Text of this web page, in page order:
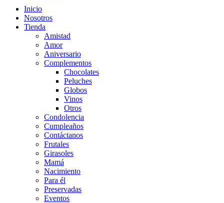
Inicio
Nosotros
Tienda
Amistad
Amor
Aniversario
Complementos
Chocolates
Peluches
Globos
Vinos
Otros
Condolencia
Cumpleaños
Contáctanos
Frutales
Girasoles
Mamá
Nacimiento
Para él
Preservadas
Eventos